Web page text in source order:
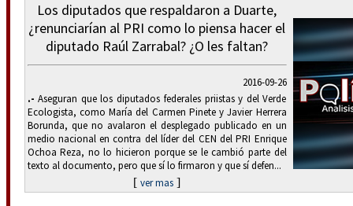
Los diputados que respaldaron a Duarte,
¿renunciarían al PRI como lo piensa hacer el
diputado Raúl Zarrabal? ¿O les faltan?
2016-09-26
.- Aseguran que los diputados federales priistas y del Verde
Ecologista, como María del Carmen Pinete y Javier Herrera
Borunda, que no avalaron el desplegado publicado en un
medio nacional en contra del líder del CEN del PRI Enrique
Ochoa Reza, no lo hicieron porque se le cambió parte del
texto al documento, pero que sí lo firmaron y que sí defen...
[ ver mas ]